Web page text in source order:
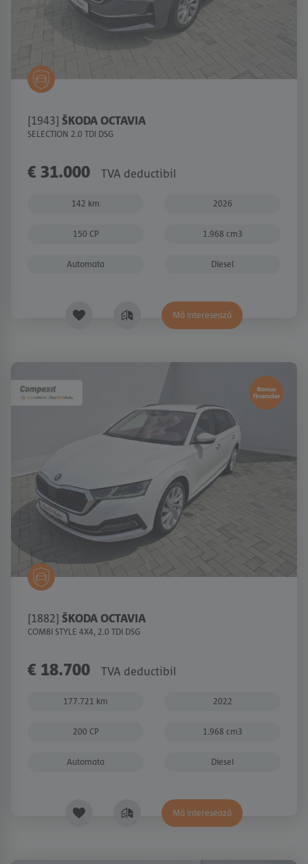
[1943] ŠKODA OCTAVIA
SELECTION 2.0 TDI DSG
€ 31.000 TVA deductibil
142 km 2026
150 CP 1.968 cm3
Automata Diesel
Mă interesează
[1882] ŠKODA OCTAVIA
COMBI STYLE 4X4, 2.0 TDI DSG
€ 18.700 TVA deductibil
177.721 km 2022
200 CP 1.968 cm3
Automata Diesel
Mă interesează